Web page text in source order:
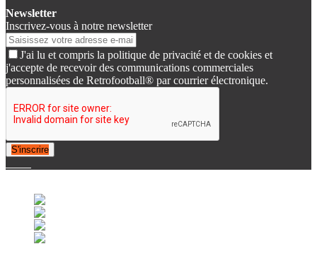
Newsletter
Inscrivez-vous à notre newsletter
J'ai lu et compris la politique de privacité et de cookies et
j'accepte de recevoir des communications commerciales
personnalisées de Retrofootball® par courrier électronique.
S'inscrire